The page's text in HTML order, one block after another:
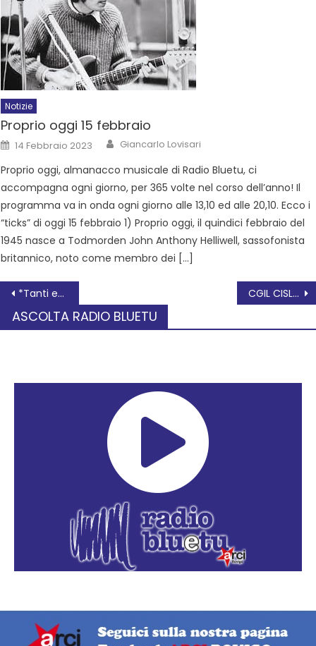
Notizie
Proprio oggi 15 febbraio
14 Febbraio 2023 Giancarlo Lovisari
Proprio oggi, almanacco musicale di Radio Bluetu, ci
accompagna ogni giorno, per 365 volte nel corso dell’anno! Il
programma va in onda ogni giorno alle 13,10 ed alle 20,10. Ecco i
“ticks” di oggi 15 febbraio 1) Proprio oggi, il quindici febbraio del
1945 nasce a Todmorden John Anthony Helliwell, sassofonista
britannico, noto come membro dei […]
*Tanti eventi nel weekend per lanciare la stagione del cinquantesimo.* CGIL CISL UIL E SPI Cgil, FNP Cisl, UILP Uil La Negoziazione sociale, il PNRR con i Comuni della Provincia di Rovigo
ASCOLTA RADIO BLUETU